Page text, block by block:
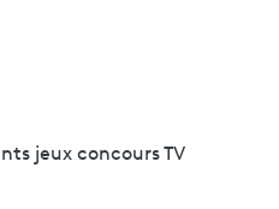
jeux concours TV